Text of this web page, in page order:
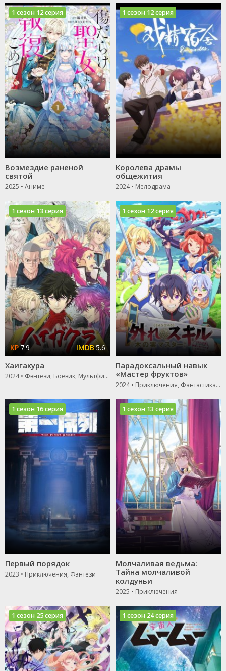
1 сезон 12 серия
Возмездие раненой
святой
2025 • Аниме
1 сезон 12 серия
Королева драмы
общежития
2024 • Мелодрама
1 сезон 13 серия
7.9 5.6
Хаигакура
2024 • Фэнтези, Боевик, Мультфильм
1 сезон 12 серия
Парадоксальный навык
«Мастер фруктов»
2024 • Приключения, Фантастика, Комедия
1 сезон 16 серия
Первый порядок
2023 • Приключения, Фэнтези
1 сезон 13 серия
Молчаливая ведьма:
Тайна молчаливой
колдуньи
2025 • Приключения
1 сезон 25 серия 1 сезон 24 серия